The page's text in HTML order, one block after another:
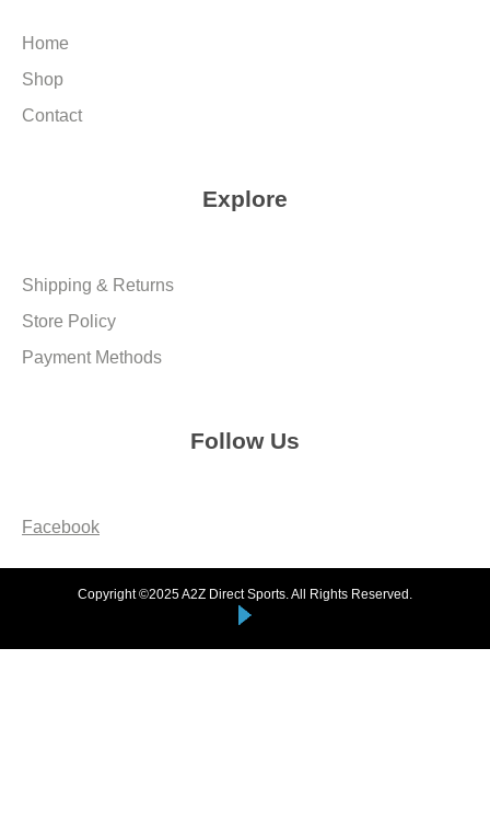
Home
Shop
Contact
Explore
Shipping & Returns
Store Policy
Payment Methods
Follow Us
Facebook
Copyright ©2025 A2Z Direct Sports. All Rights Reserved.